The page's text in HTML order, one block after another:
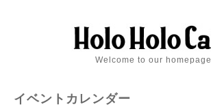
Welcome to our homepage
イベントカレンダー